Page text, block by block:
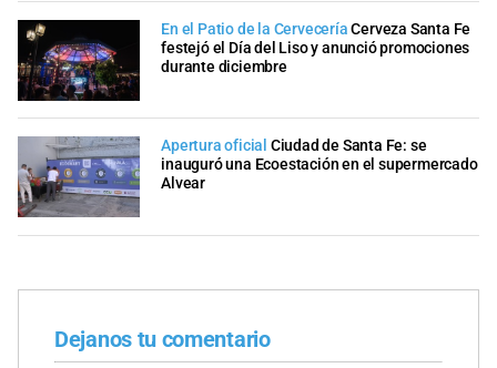
En el Patio de la Cervecería Cerveza Santa Fe
festejó el Día del Liso y anunció promociones
durante diciembre
Apertura oficial Ciudad de Santa Fe: se
inauguró una Ecoestación en el supermercado
Alvear
Dejanos tu comentario